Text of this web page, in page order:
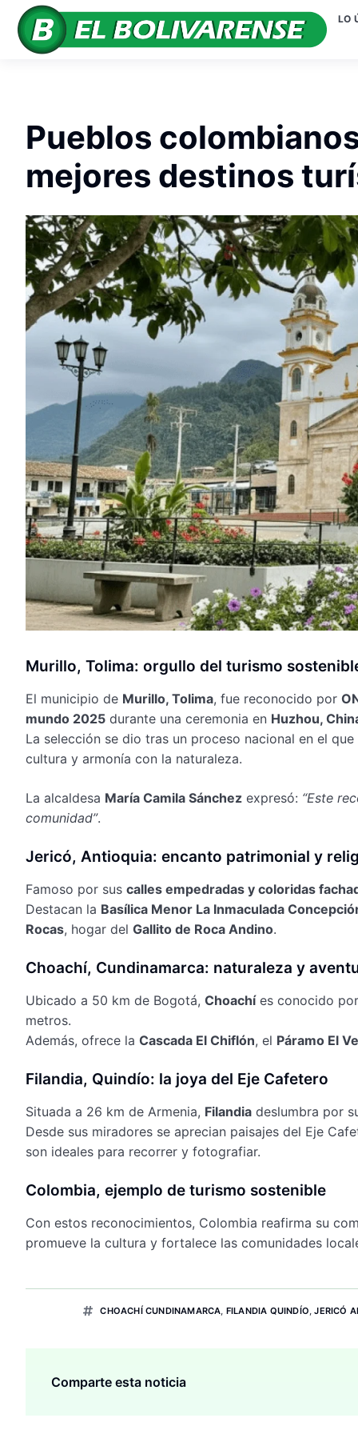
LO
Pueblos
mejores destinos
Murillo, Tolima: orgullo del turismo
El municipio de Murillo, Tolima, fue reconocido por
mundo 2025 durante una ceremonia en Huzhou,
La selección se dio tras un proceso nacional en el
cultura y armonía con la naturaleza.
La alcaldesa María Camila Sánchez expresó: “Este
comunidad”.
Jericó, Antioquia: encanto patrimonial y
Famoso por sus calles empedradas y coloridas
Destacan la Basílica Menor La Inmaculada
Rocas, hogar del Gallito de Roca Andino.
Choachí, Cundinamarca: naturaleza y
Ubicado a 50 km de Bogotá, Choachíes conocido
metros.
Además, ofrece la Cascada El Chiflón, el Páramo El
Filandia, Quindío: la joya del Eje Cafetero
Situada a 26 km de Armenia, Filandia deslumbra por
Desde sus miradores se aprecian paisajes del Eje
son ideales para recorrer y fotografiar.
Colombia, ejemplo de turismo sostenible
Con estos reconocimientos, Colombia reafirma su
promueve la cultura y fortalece las comunidades
CHOACHÍ CUNDINAMARCA, FILANDIA QUINDÍO,JERICÓ
Comparte esta noticia